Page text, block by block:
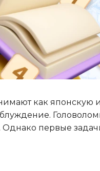
как японскую
первые